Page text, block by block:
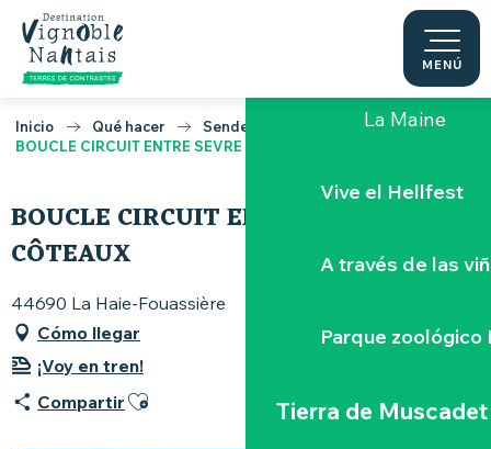
Aller
contenu
principal
MENÚ
La "Porte-Vue
La Maine
Vive el Hellfest
A través de las
Parque zoológico
Tierra de Muscadet
Inicio Qué hacer
Senderismo y cicloturismo
BOUCLE CIRCUIT ENTRE SEVRE ET CÔTEAUX
BOUCLE CIRCUIT ENTRE SEVRE ET
CÔTEAUX
44690 La Haie-Fouassière
Cómo llegar
¡Voy en tren!
Compartir Ajouter aux favoris